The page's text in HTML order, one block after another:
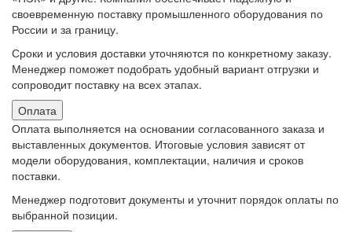
своевременную поставку промышленного оборудования по
России и за границу.
Сроки и условия доставки уточняются по конкретному заказу.
Менеджер поможет подобрать удобный вариант отгрузки и
сопроводит поставку на всех этапах.
Оплата
Оплата выполняется на основании согласованного заказа и
выставленных документов. Итоговые условия зависят от
модели оборудования, комплектации, наличия и сроков
поставки.
Менеджер подготовит документы и уточнит порядок оплаты по
выбранной позиции.